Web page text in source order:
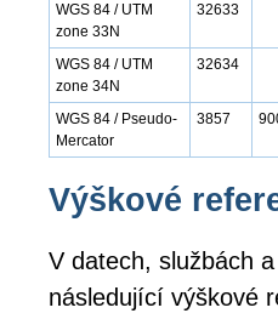
WGS 84 / UTM
zone 33N
32633
WGS 84 / UTM
zone 34N
32634
WGS 84 / Pseudo-
Mercator
3857
Výškové
V datech, službách
následující výškové